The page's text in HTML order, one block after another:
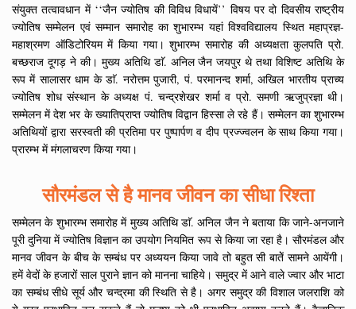
संयुक्त तत्वावधान में ‘‘जैन ज्योतिष की विविध विधायें’’ विषय पर दो दिवसीय राष्ट्रीय
ज्योतिष सम्मेलन एवं सम्मान समारोह का शुभारम्भ यहां विश्वविद्यालय स्थित महाप्रज्ञ-
महाश्रमण ऑडिटोरियम में किया गया। शुभारम्भ समारोह की अध्यक्षता कुलपति प्रो.
बच्छराज दूगड़ ने की। मुख्य अतिथि डाॅ. अनिल जैन जयपुर थे तथा विशिष्ट अतिथि के
रूप में सालासर धाम के डाॅ. नरोत्तम पुजारी, पं. परमानन्द शर्मा, अखिल भारतीय प्राच्य
ज्योतिष शोध संस्थान के अध्यक्ष पं. चन्द्रशेखर शर्मा व प्रो. समणी ऋजुप्रज्ञा थी।
सम्मेलन में देश भर के ख्यातिप्राप्त ज्योतिष विद्वान हिस्सा ले रहे हैं। सम्मेलन का शुभारम्भ
अतिथियों द्वारा सरस्वती की प्रतिमा पर पुष्पार्पण व दीप प्रज्ज्वलन के साथ किया गया।
प्रारम्भ में मंगलाचरण किया गया।
सौरमंडल से है मानव जीवन का सीधा रिश्ता
सम्मेलन के शुभारम्भ समारोह में मुख्य अतिथि डाॅ. अनिल जैन ने बताया कि जाने-अनजाने
पूरी दुनिया में ज्योतिष विज्ञान का उपयोग नियमित रूप से किया जा रहा है। सौरमंडल और
मानव जीवन के बीच के सम्बंध पर अध्ययन किया जावे तो बहुत सी बातेें सामने आयेंगी।
हमें वेदों के हजारों साल पुराने ज्ञान को मानना चाहिये। समुद्र में आने वाले ज्वार और भाटा
का सम्बंध सीधे सूर्य और चन्द्रमा की स्थिति से है। अगर समुद्र की विशाल जलराशि को